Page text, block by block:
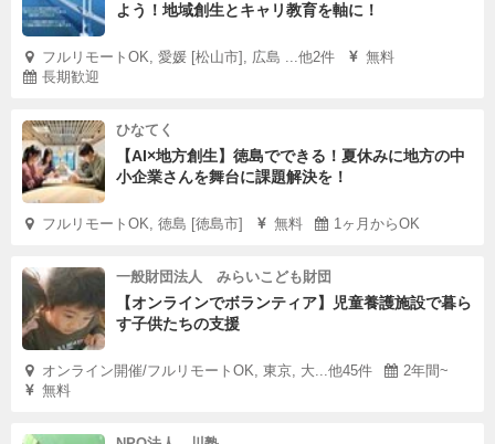
よう！地域創生とキャリ教育を軸に！
フルリモートOK, 愛媛 [松山市], 広島 ...他2件
無料
長期歓迎
ひなてく
【AI×地方創生】徳島でできる！夏休みに地方の中
小企業さんを舞台に課題解決を！
フルリモートOK, 徳島 [徳島市] 無料 1ヶ月からOK
一般財団法人 みらいこども財団
【オンラインでボランティア】児童養護施設で暮ら
す子供たちの支援
オンライン開催/フルリモートOK, 東京, 大...他45件
2年間~
無料